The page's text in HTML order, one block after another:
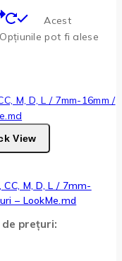
Acest
pot fi alese
View
M, D, L / 7mm-
– LookMe.md
prețuri: